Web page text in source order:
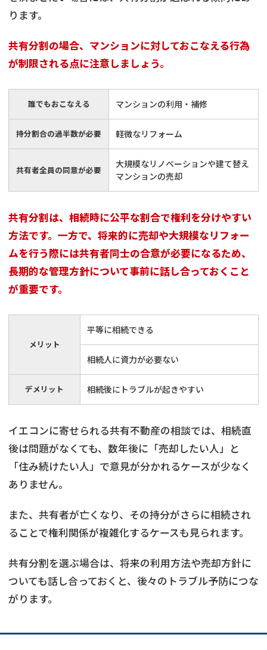
ります。
共有分割の場合、マンションに対しておこなえる行為
が制限される点に注意しましょう。
誰でもおこなえる マンションの利用・補修
持分割合の過半数が必要 軽微なリフォーム
共有者全員の同意が必要
大規模なリノベーションや建て替え
マンションの売却
共有分割は、相続時に公平な割合で権利を分けやすい
方法です。一方で、将来的に売却や大規模なリフォー
ムを行う際には共有者同士の合意が必要になるため、
長期的な管理方針について事前に話し合っておくこと
が重要です。
メリット
平等に相続できる
相続人に資力が必要ない
デメリット 相続後にトラブルが起きやすい
イエコンに寄せられる共有不動産の相談では、相続直
後は問題がなくても、数年後に「売却したい人」と
「住み続けたい人」で意見が分かれるケースが少なく
ありません。
また、共有者が亡くなり、その持分がさらに相続され
ることで権利関係が複雑化するケースも見られます。
共有分割を選ぶ場合は、将来の利用方法や売却方針に
ついても話し合っておくと、後々のトラブル予防につな
がります。